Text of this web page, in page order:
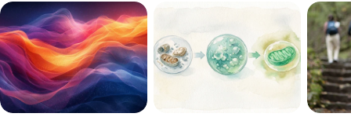
シ
ェ
ア
共
有
す
る
ピ
ン